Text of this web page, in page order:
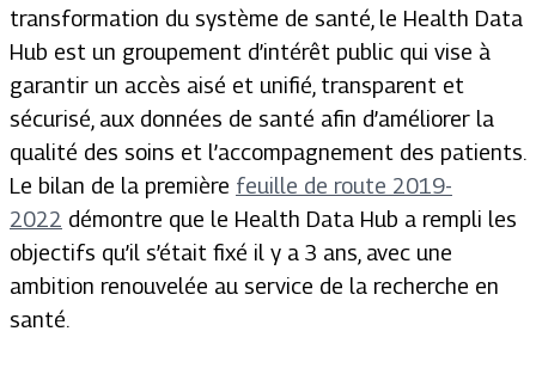
transformation du système de santé, le Health Data
Hub est un groupement d’intérêt public qui vise à
garantir un accès aisé et unifié, transparent et
sécurisé, aux données de santé afin d’améliorer la
qualité des soins et l’accompagnement des patients.
Le bilan de la première feuille de route 2019-
2022 démontre que le Health Data Hub a rempli les
objectifs qu’il s’était fixé il y a 3 ans, avec une
ambition renouvelée au service de la recherche en
santé.